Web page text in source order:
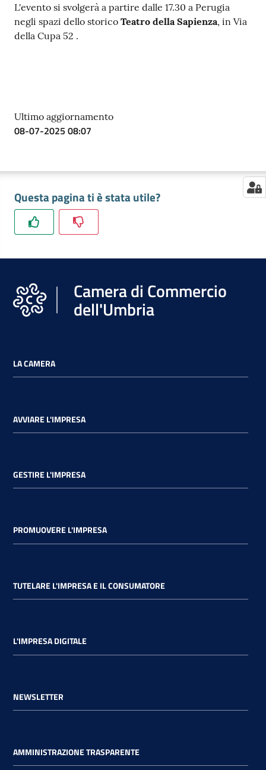
L'evento si svolgerà a partire dalle 17.30 a Perugia
negli spazi dello storico Teatro della Sapienza, in Via
della Cupa 52 .
Ultimo aggiornamento
08-07-2025 08:07
Questa pagina ti è stata utile?
Camera di Commercio
dell'Umbria
LA CAMERA
AVVIARE L'IMPRESA
GESTIRE L'IMPRESA
PROMUOVERE L'IMPRESA
TUTELARE L'IMPRESA E IL CONSUMATORE
L'IMPRESA DIGITALE
NEWSLETTER
AMMINISTRAZIONE TRASPARENTE